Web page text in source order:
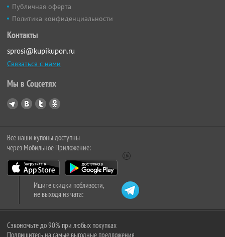
Публичная оферта
Политика конфиденциальности
Контакты
sprosi@kupikupon.ru
Связаться с нами
Мы в Соцсетях
Все наши купоны доступны
через Мобильное Приложение:
Ищите скидки поблизости,
не выходя из чата:
Сэкономьте до 90% при любых покупках
Подпишитесь на самые выгодные предложения